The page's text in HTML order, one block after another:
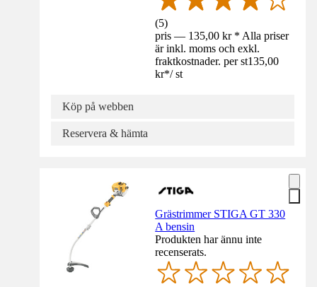
(5)
pris — 135,00 kr * Alla priser
är inkl. moms och exkl.
fraktkostnader. per st135,00
kr*/ st
Köp på webben
Reservera & hämta
Grästrimmer STIGA GT 330
A bensin
Produkten har ännu inte
recenserats.